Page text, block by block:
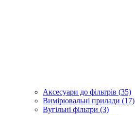
Аксесуари до фільтрів (35)
Вимірювальні прилади (17)
Вугільні фільтри (3)